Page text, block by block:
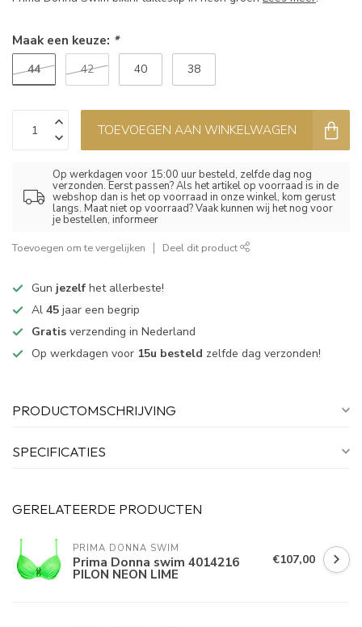
Maak een keuze: *
44 42 40 38
TOEVOEGEN AAN WINKELWAGEN
Op werkdagen voor 15:00 uur besteld, zelfde dag nog
verzonden. Eerst passen? Als het artikel op voorraad is in de
webshop dan is het op voorraad in onze winkel, kom gerust
langs. Maat niet op voorraad? Vaak kunnen wij het nog voor
je bestellen, informeer
Toevoegen om te vergelijken Deel dit product
Gun jezelf het allerbeste!
Al 45 jaar een begrip
Gratis verzending in Nederland
Op werkdagen voor 15u besteld zelfde dag verzonden!
PRODUCTOMSCHRIJVING
SPECIFICATIES
GERELATEERDE PRODUCTEN
PRIMA DONNA SWIM
Prima Donna swim 4014216
PILON NEON LIME
€107,00